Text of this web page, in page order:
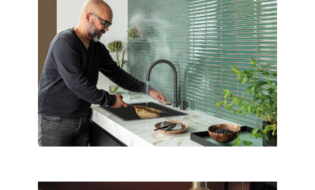
Analytische cookies Marketing cookies